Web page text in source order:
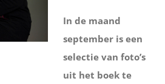
In de maand
september is een
selectie van foto’s
uit het boek te